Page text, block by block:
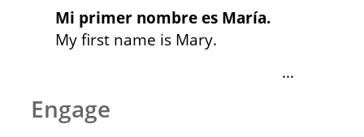
Mi primer nombre es María.
My first name is Mary.
…
Engage